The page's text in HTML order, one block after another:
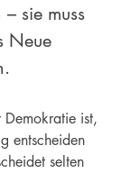
sie muss
Neue
ist,
entscheiden
selten